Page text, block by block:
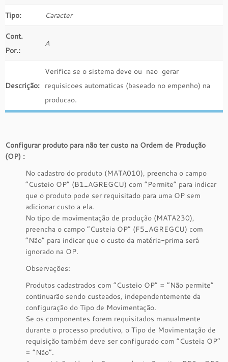
Tipo: Caracter
Cont.
Por.:
A
Descrição:
Verifica se o sistema deve ou nao gerar
requisicoes automaticas (baseado no empenho) na
producao.
Configurar produto para não ter custo na Ordem de Produção
(OP) :
No cadastro do produto (MATA010), preencha o campo
“Custeio OP” (B1_AGREGCU) com “Permite” para indicar
que o produto pode ser requisitado para uma OP sem
adicionar custo a ela.
No tipo de movimentação de produção (MATA230),
preencha o campo “Custeia OP” (F5_AGREGCU) com
“Não” para indicar que o custo da matéria-prima será
ignorado na OP.
Observações:
Produtos cadastrados com “Custeio OP” = “Não permite”
continuarão sendo custeados, independentemente da
configuração do Tipo de Movimentação.
Se os componentes forem requisitados manualmente
durante o processo produtivo, o Tipo de Movimentação de
requisição também deve ser configurado com “Custeia OP”
= “Não”.